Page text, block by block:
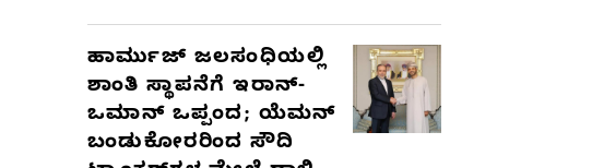
ಹಾರ್ಮುಜ್ ಜಲಸಂಧಿಯಲ್ಲಿ
ಶಾಂತಿ ಸ್ಥಾಪನೆಗೆ ಇರಾನ್-
ಒಮಾನ್ ಒಪ್ಪಂದ; ಯೆಮನ್
ಬಂಡುಕೋರರಿಂದ ಸೌದಿ